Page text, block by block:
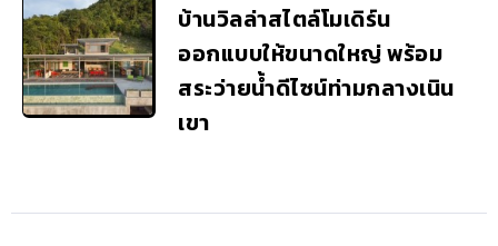
บ้านวิลล่าสไตล์โมเดิร์น
ออกแบบให้ขนาดใหญ่ พร้อม
สระว่ายน้ำดีไซน์ท่ามกลางเนิน
เขา